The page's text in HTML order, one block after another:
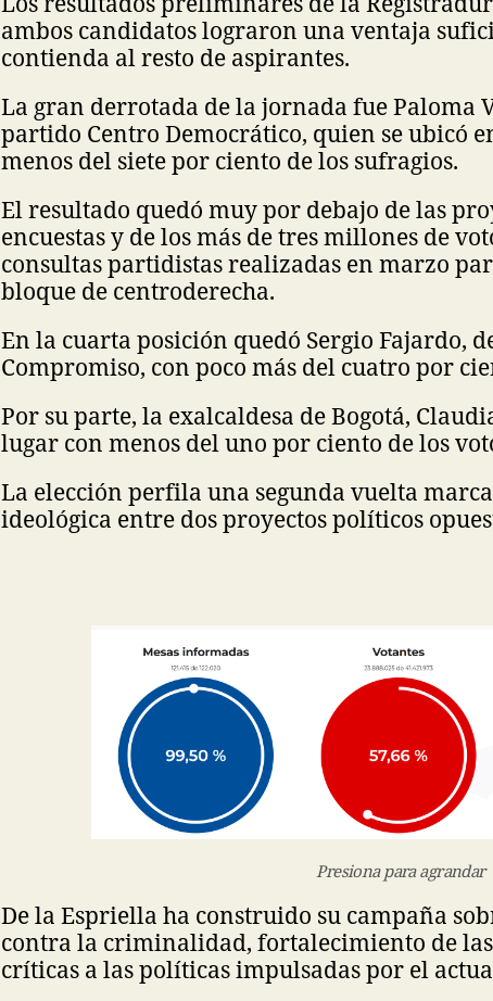
ambos candidatos lograron una ventaja
contienda al resto de aspirantes.
La gran derrotada de la jornada fue Paloma
partido Centro Democrático, quien se ubicó
menos del siete por ciento de los sufragios.
El resultado quedó muy por debajo de las
encuestas y de los más de tres millones de
consultas partidistas realizadas en marzo
bloque de centroderecha.
En la cuarta posición quedó Sergio Fajardo,
Compromiso, con poco más del cuatro por
Por su parte, la exalcaldesa de Bogotá,
lugar con menos del uno por ciento de los
La elección perfila una segunda vuelta
ideológica entre dos proyectos políticos
Presiona para agrandar
De la Espriella ha construido su campaña
contra la criminalidad, fortalecimiento de
críticas a las políticas impulsadas por el